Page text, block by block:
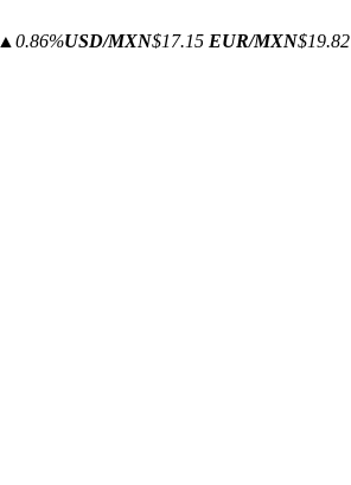
▲0.86%USD/MXN$17.15 EUR/MXN$19.82